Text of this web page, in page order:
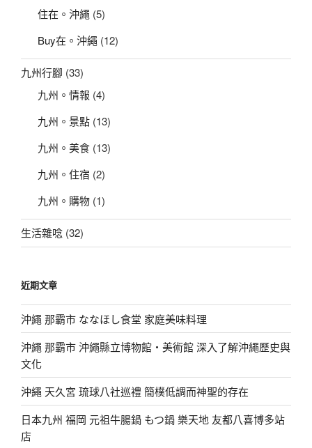
住在。沖繩 (5)
Buy在。沖繩 (12)
九州行腳 (33)
九州。情報 (4)
九州。景點 (13)
九州。美食 (13)
九州。住宿 (2)
九州。購物 (1)
生活雜唸 (32)
近期文章
沖繩 那霸市 ななほし食堂 家庭美味料理
沖繩 那霸市 沖繩縣立博物館・美術館 深入了解沖繩歷史與
文化
沖繩 天久宮 琉球八社巡禮 簡樸低調而神聖的存在
日本九州 福岡 元祖牛腸鍋 もつ鍋 樂天地 友都八喜博多站
店